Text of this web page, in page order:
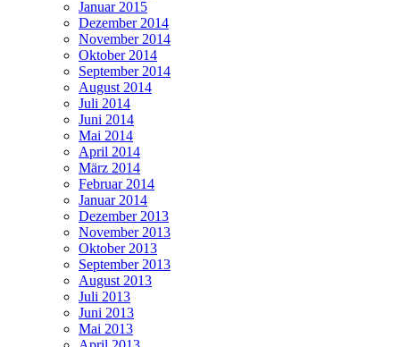
Januar 2015
Dezember 2014
November 2014
Oktober 2014
September 2014
August 2014
Juli 2014
Juni 2014
Mai 2014
April 2014
März 2014
Februar 2014
Januar 2014
Dezember 2013
November 2013
Oktober 2013
September 2013
August 2013
Juli 2013
Juni 2013
Mai 2013